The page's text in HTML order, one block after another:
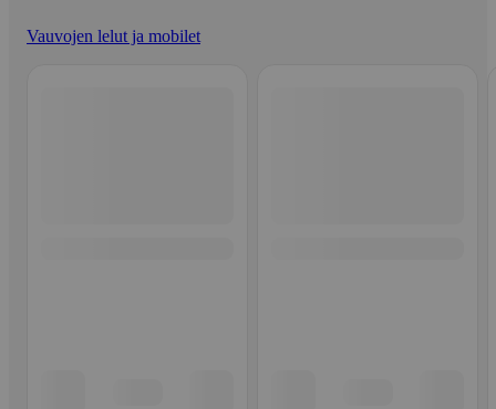
Vauvojen lelut ja mobilet